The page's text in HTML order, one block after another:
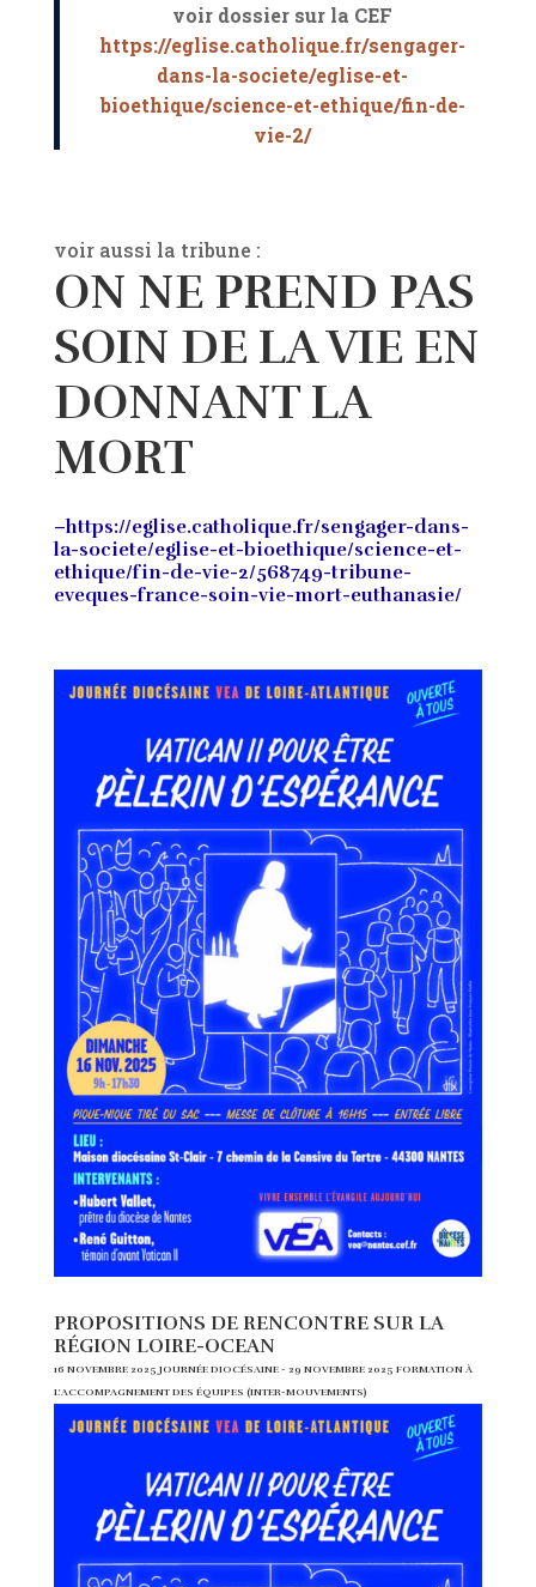
voir dossier sur la CEF
https://eglise.catholique.fr/sengager-
dans-la-societe/eglise-et-
bioethique/science-et-ethique/fin-de-
vie-2/
voir aussi la tribune :
ON NE PREND PAS
SOIN DE LA VIE EN
DONNANT LA
MORT
–https://eglise.catholique.fr/sengager-dans-
la-societe/eglise-et-bioethique/science-et-
ethique/fin-de-vie-2/568749-tribune-
eveques-france-soin-vie-mort-euthanasie/
PROPOSITIONS DE RENCONTRE SUR LA
RÉGION LOIRE-OCEAN
16 NOVEMBRE 2025 JOURNÉE DIOCÉSAINE - 29 NOVEMBRE 2025 FORMATION À
L'ACCOMPAGNEMENT DES ÉQUIPES (INTER-MOUVEMENTS)